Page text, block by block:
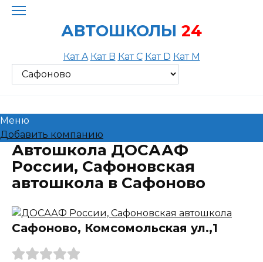
Skip
АВТОШКОЛЫ 24
Кат A Кат B Кат C Кат D Кат M
Меню
Добавить компанию
Автошкола ДОСААФ
России, Сафоновская
автошкола в Сафоново
Сафоново, Комсомольская ул.,1